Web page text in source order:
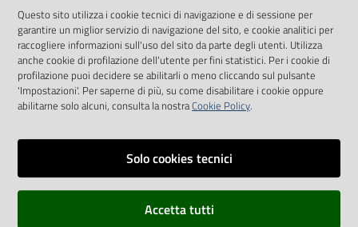
SEGUICI SU
TwitterFacebookYoutube
Vai alla pagina
Dichiarazione di accessibilità
Questo sito utilizza i cookie tecnici di navigazione e di sessione per
garantire un miglior servizio di navigazione del sito, e cookie analitici per
raccogliere informazioni sull'uso del sito da parte degli utenti. Utilizza
anche cookie di profilazione dell'utente per fini statistici. Per i cookie di
profilazione puoi decidere se abilitarli o meno cliccando sul pulsante
'Impostazioni'. Per saperne di più, su come disabilitare i cookie oppure
abilitarne solo alcuni, consulta la nostraCookie Policy.
Solo cookies tecnici
Accetta tutti